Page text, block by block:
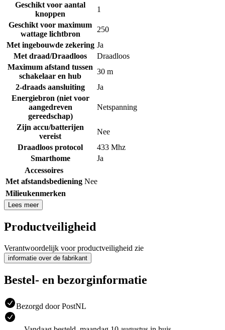
Geschikt voor aantal
knoppen
1
Geschikt voor maximum
wattage lichtbron
250
Met ingebouwde zekering Ja
Met draad/Draadloos
Draadloos
Maximum afstand tussen
schakelaar en hub
30 m
2-draads aansluiting
Ja
Energiebron (niet voor
aangedreven
gereedschap)
Netspanning
Zijn accu/batterijen
vereist
Nee
Draadloos protocol
433 Mhz
Smarthome
Ja
Accessoires
Met afstandsbediening Nee
Milieukenmerken
Lees meer
Productveiligheid
Verantwoordelijk voor productveiligheid zie
informatie over de fabrikant
Bestel- en bezorginformatie
Bezorgd door PostNL